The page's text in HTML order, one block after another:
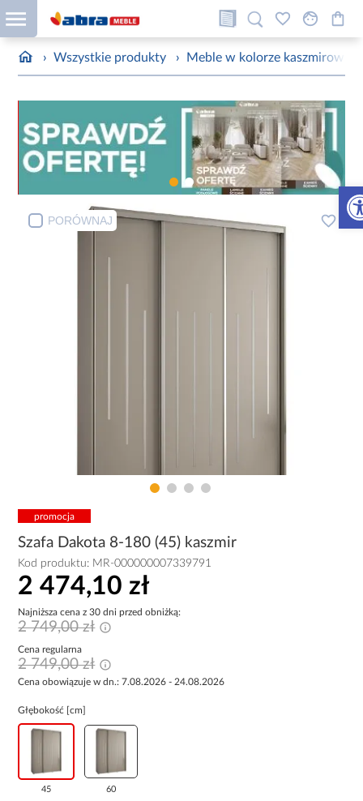
› Wszystkie produkty › Meble w kolorze kaszmirowym
PORÓWNAJ
promocja
Szafa Dakota 8-180 (45) kaszmir
Kod produktu: MR-000000007339791
2 474,10 zł
Najniższa cena z 30 dni przed obniżką:
2 749,00 zł
Cena regularna
2 749,00 zł
Cena obowiązuje w dn.: 7.08.2026 - 24.08.2026
Głębokość [cm]
45 60